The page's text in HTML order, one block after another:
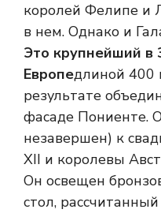
королей Фелипе и
в нем. Однако и
Это крупнейший в
Европедлиной 400
результате
фасаде Пониенте.
незавершен) к
XII и королевы
Он освещен
стол,